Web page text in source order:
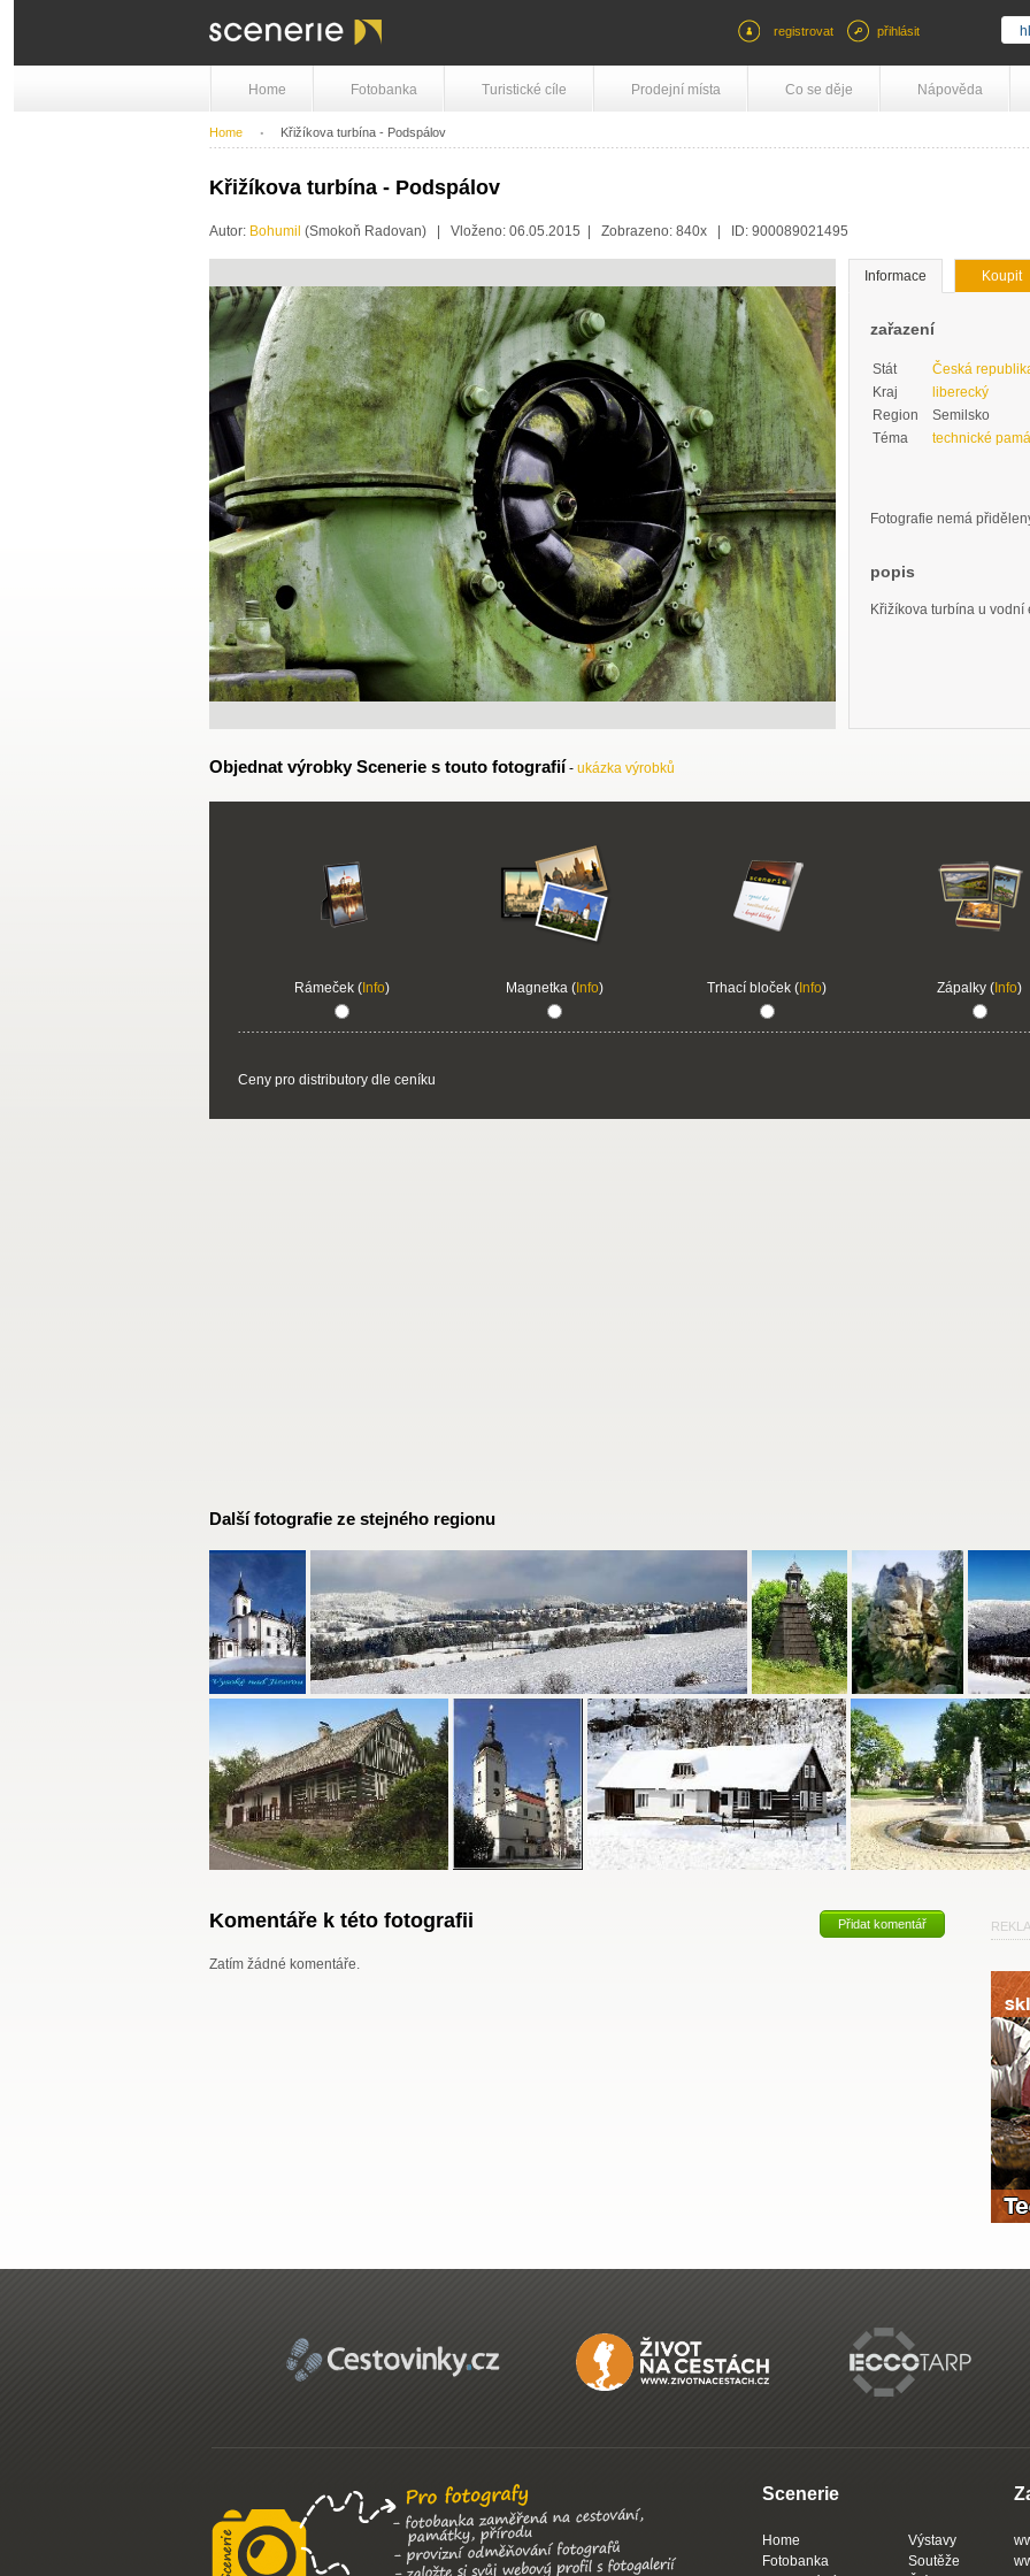
registrovat přihlásit
Home Fotobanka Turistické cíle Prodejní místa Co se děje Nápověda
Home Křižíkova turbína - Podspálov
Křižíkova turbína - Podspálov
Autor: Bohumil (Smokoň Radovan) | Vloženo: 06.05.2015 | Zobrazeno: 840x | ID: 900089021495
zařazení
Stát
Česká
Kraj
liberecký
Region
Semilsko
Téma
technické
Fotografie nemá
popis
Křižíkova turbína u
Informace Koupit
Objednat výrobky Scenerie s touto fotografií - ukázka výrobků
Rámeček (Info) Magnetka (Info) Trhací bloček ( Info) Zápalky ( Info)
Ceny pro distributory dle ceníku
Další fotografie ze stejného regionu
Komentáře k této fotografii Přidat komentář
Zatím žádné komentáře.
Scenerie
Home
Fotobanka
Výstavy
Soutěže